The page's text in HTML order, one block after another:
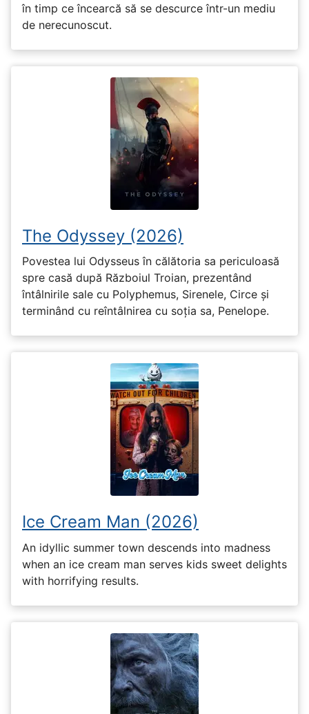
în timp ce încearcă să se descurce într-un mediu
de nerecunoscut.
The Odyssey (2026)
Povestea lui Odysseus în călătoria sa periculoasă
spre casă după Războiul Troian, prezentând
întâlnirile sale cu Polyphemus, Sirenele, Circe și
terminând cu reîntâlnirea cu soția sa, Penelope.
Ice Cream Man (2026)
An idyllic summer town descends into madness
when an ice cream man serves kids sweet delights
with horrifying results.